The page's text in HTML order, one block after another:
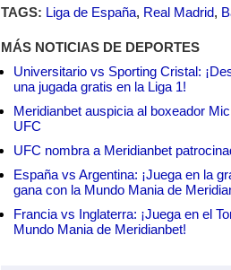
TAGS: Liga de España, Real Madrid,
MÁS NOTICIAS DE DEPORTES
Universitario vs Sporting Cristal:
una jugada gratis en la Liga 1!
Meridianbet auspicia al boxeador
UFC
UFC nombra a Meridianbet
España vs Argentina: ¡Juega en la
gana con la Mundo Mania de
Francia vs Inglaterra: ¡Juega en el
Mundo Mania de Meridianbet!